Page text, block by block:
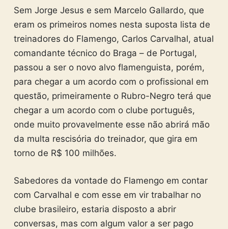
Sem Jorge Jesus e sem Marcelo Gallardo, que
eram os primeiros nomes nesta suposta lista de
treinadores do Flamengo, Carlos Carvalhal, atual
comandante técnico do Braga – de Portugal,
passou a ser o novo alvo flamenguista, porém,
para chegar a um acordo com o profissional em
questão, primeiramente o Rubro-Negro terá que
chegar a um acordo com o clube português,
onde muito provavelmente esse não abrirá mão
da multa rescisória do treinador, que gira em
torno de R$ 100 milhões.
Sabedores da vontade do Flamengo em contar
com Carvalhal e com esse em vir trabalhar no
clube brasileiro, estaria disposto a abrir
conversas, mas com algum valor a ser pago